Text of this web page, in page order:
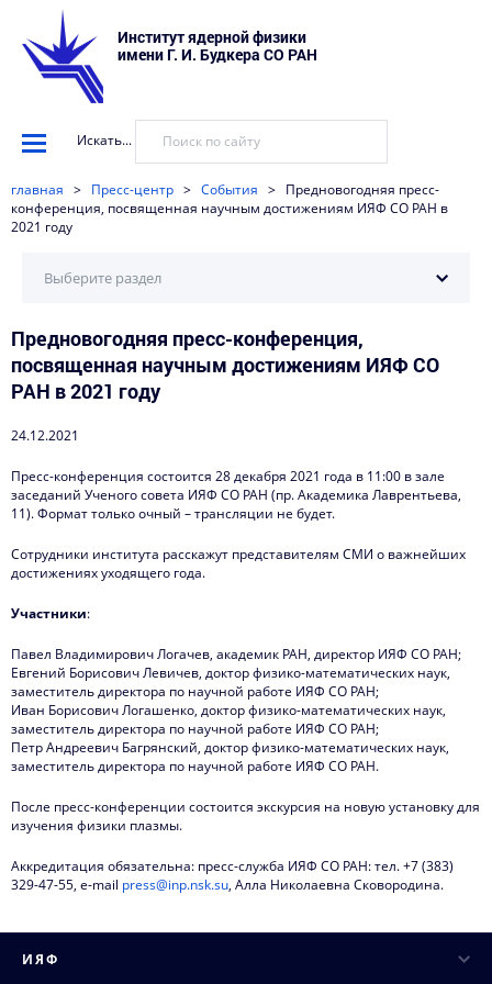
Институт ядерной физики
имени Г. И. Будкера СО РАН
Искать...
главная > Пресс-центр > События > Предновогодняя пресс-
конференция, посвященная научным достижениям ИЯФ СО РАН в
2021 году
Научные установки
События
Видеоматериалы о нас
Контакты
Выберите раздел
Предновогодняя пресс-конференция,
посвященная научным достижениям ИЯФ СО
РАН в 2021 году
24.12.2021
Пресс-конференция состоится 28 декабря 2021 года в 11:00 в зале
заседаний Ученого совета ИЯФ СО РАН (пр. Академика Лаврентьева,
11). Формат только очный – трансляции не будет.
Сотрудники института расскажут представителям СМИ о важнейших
достижениях уходящего года.
Участники:
Павел Владимирович Логачев, академик РАН, директор ИЯФ СО РАН;
Евгений Борисович Левичев, доктор физико-математических наук,
заместитель директора по научной работе ИЯФ СО РАН;
Иван Борисович Логашенко, доктор физико-математических наук,
заместитель директора по научной работе ИЯФ СО РАН;
Петр Андреевич Багрянский, доктор физико-математических наук,
заместитель директора по научной работе ИЯФ СО РАН.
После пресс-конференции состоится экскурсия на новую установку для
изучения физики плазмы.
Аккредитация обязательна: пресс-служба ИЯФ СО РАН: тел. +7 (383)
329-47-55, e-mail press@inp.nsk.su, Алла Николаевна Сковородина.
ИЯФ